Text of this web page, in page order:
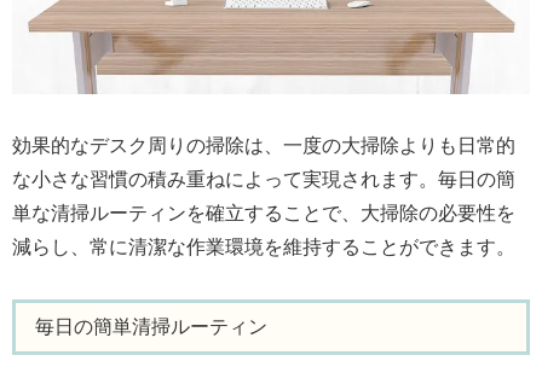
効果的なデスク周りの掃除は、一度の大掃除よりも日常的
な小さな習慣の積み重ねによって実現されます。毎日の簡
単な清掃ルーティンを確立することで、大掃除の必要性を
減らし、常に清潔な作業環境を維持することができます。
毎日の簡単清掃ルーティン